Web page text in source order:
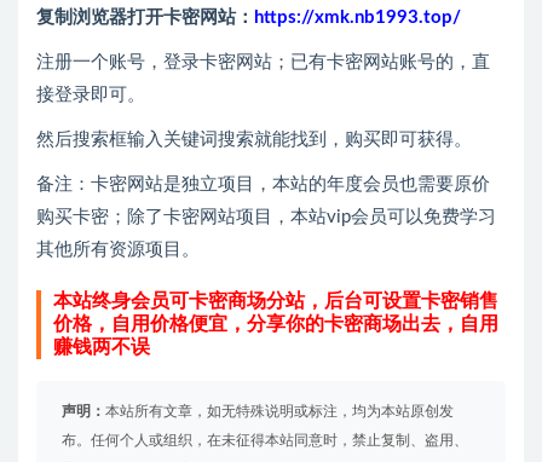
复制浏览器打开卡密网站： https://xmk.nb1993.top/
注册一个账号，登录卡密网站；已有卡密网站账号的，直
接登录即可。
然后搜索框输入关键词搜索就能找到，购买即可获得。
备注：卡密网站是独立项目，本站的年度会员也需要原价
购买卡密；除了卡密网站项目，本站vip会员可以免费学习
其他所有资源项目。
本站终身会员可卡密商场分站，后台可设置卡密销售
价格，自用价格便宜，分享你的卡密商场出去，自用
赚钱两不误
声明： 本站所有文章，如无特殊说明或标注，均为本站原创发
布。任何个人或组织，在未征得本站同意时，禁止复制、盗用、